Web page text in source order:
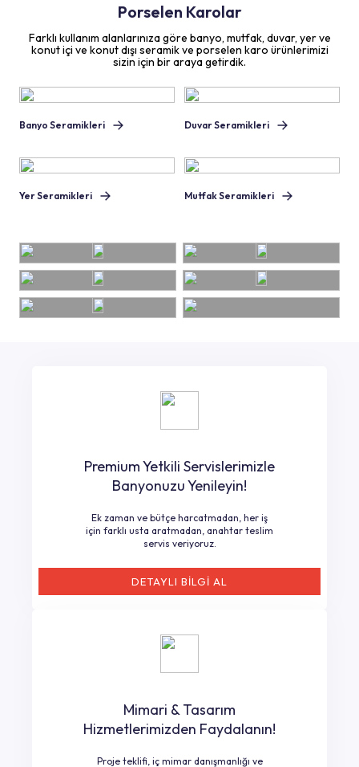
Porselen Karolar
Farklı kullanım alanlarınıza göre banyo, mutfak, duvar, yer ve
konut içi ve konut dışı seramik ve porselen karo ürünlerimizi
sizin için bir araya getirdik.
Banyo Seramikleri Duvar Seramikleri
Yer Seramikleri Mutfak Seramikleri
Premium Yetkili Servislerimizle
Banyonuzu Yenileyin!
Ek zaman ve bütçe harcatmadan, her iş
için farklı usta aratmadan, anahtar teslim
servis veriyoruz.
DETAYLI BİLGİ AL
Mimari & Tasarım
Hizmetlerimizden Faydalanın!
Proje teklifi, iç mimar danışmanlığı ve